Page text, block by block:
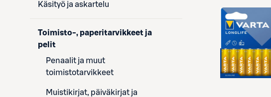
Käsityö ja askartelu
Toimisto-, paperitarvikkeet ja
pelit
Penaalit ja muut
toimistotarvikkeet
Muistikirjat, päiväkirjat ja